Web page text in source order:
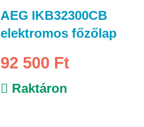
AEG IKB32300CB
elektromos főzőlap
92 500 Ft
Raktáron